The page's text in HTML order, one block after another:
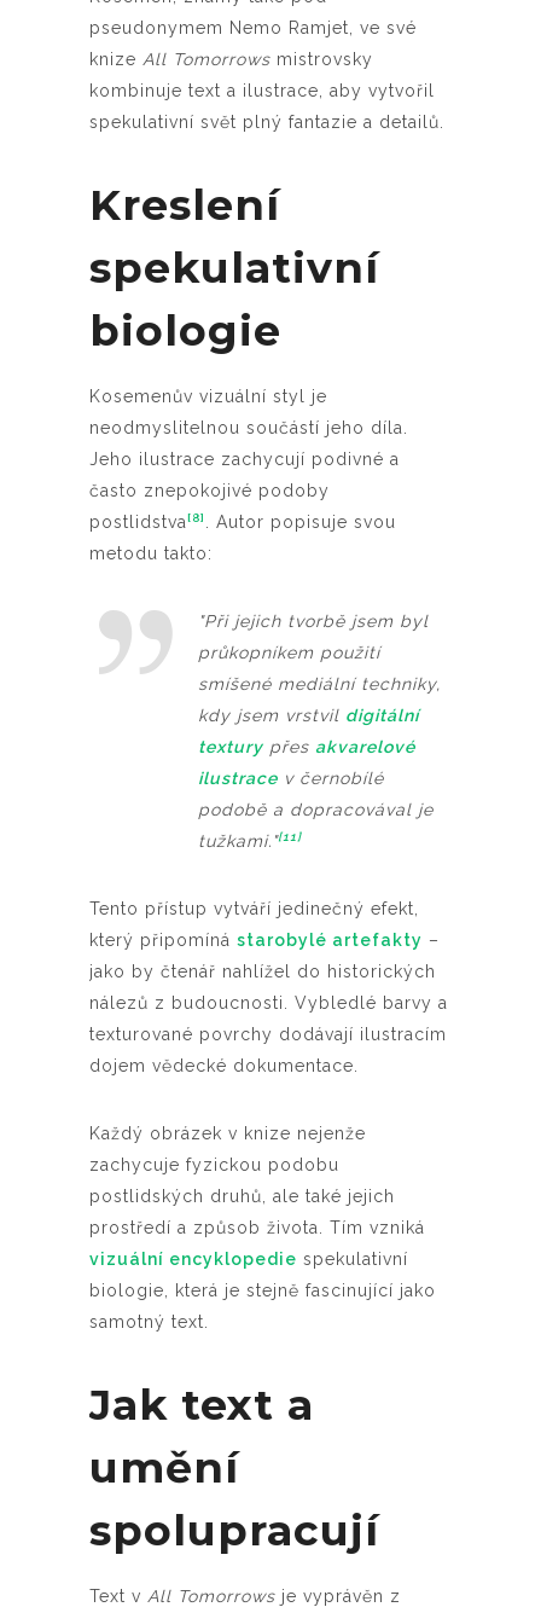
pseudonymem Nemo Ramjet, ve své
knize All Tomorrows mistrovsky
kombinuje text a ilustrace, aby vytvořil
spekulativní svět plný fantazie a detailů.
Kreslení
spekulativní
biologie
Kosemenův vizuální styl je
neodmyslitelnou součástí jeho díla.
Jeho ilustrace zachycují podivné a
často znepokojivé podoby
postlidstva[8]
. Autor popisuje svou
metodu takto:
"Při jejich tvorbě jsem byl
průkopníkem použití
smíšené mediální techniky,
kdy jsem vrstvil digitální
textury přes akvarelové
ilustrace v černobílé
podobě a dopracovával je
tužkami."[11]
Tento přístup vytváří jedinečný efekt,
který připomíná starobylé artefakty –
jako by čtenář nahlížel do historických
nálezů z budoucnosti. Vybledlé barvy a
texturované povrchy dodávají ilustracím
dojem vědecké dokumentace.
Každý obrázek v knize nejenže
zachycuje fyzickou podobu
postlidských druhů, ale také jejich
prostředí a způsob života. Tím vzniká
vizuální encyklopedie spekulativní
biologie, která je stejně fascinující jako
samotný text.
Jak text a
umění
spolupracují
Text v All Tomorrows je vyprávěn z